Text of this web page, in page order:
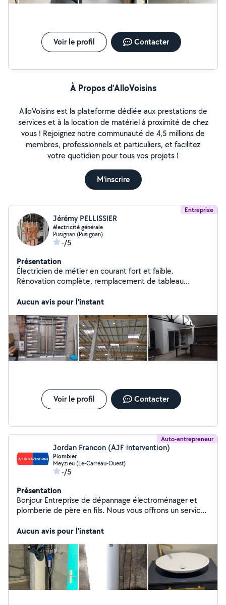
Voir le profil Contacter
À Propos d’AlloVoisins
AlloVoisins est la plateforme dédiée aux prestations de
services et à la location de matériel à proximité de chez
vous ! Rejoignez notre communauté de 4,5 millions de
membres, professionnels et particuliers, et facilitez
votre quotidien pour tous vos projets !
M'inscrire
Entreprise
Jérémy PELLISSIER
électricité générale
Pusignan (Pusignan)
-/5
Présentation
Électricien de métier en courant fort et faible.
Rénovation complète, remplacement de tableau
installation. Décennale pour les travaux d'électricité
Aucun avis pour l'instant
Voir le profil Contacter
Auto-entrepreneur
Jordan Francon (AJF intervention)
Plombier
Meyzieu (Le-Carreau-Ouest)
-/5
Présentation
Bonjour Entreprise de dépannage électroménager et
plomberie de père en fils. Nous vous offrons un service
ou Facebook. Instagram ajf_intervention Facebook AJF
Jordan AJF INTERVENTION
Aucun avis pour l'instant